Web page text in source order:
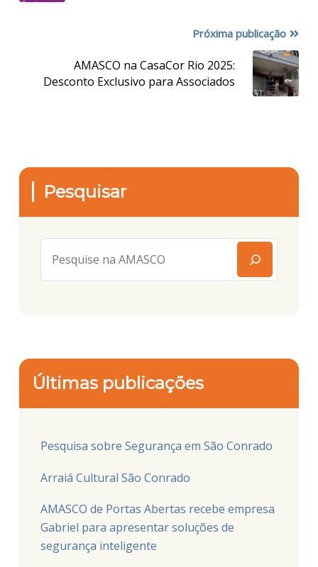
Próxima publicação
AMASCO na CasaCor Rio 2025:
Desconto Exclusivo para Associados
Pesquisar
Últimas publicações
Pesquisa sobre Segurança em São Conrado
Arraiá Cultural São Conrado
AMASCO de Portas Abertas recebe empresa
Gabriel para apresentar soluções de
segurança inteligente